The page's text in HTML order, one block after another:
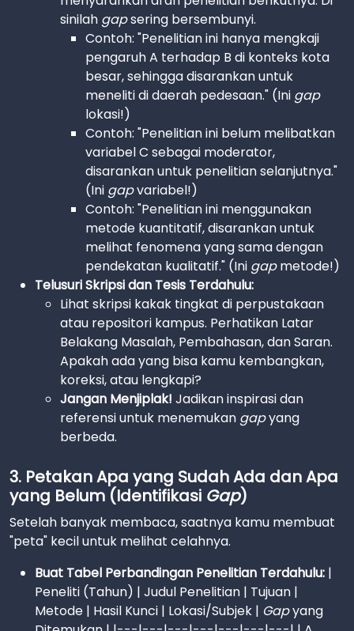
sinilah gapsering bersembunyi.
Contoh: "Penelitian ini hanya mengkaji
pengaruh A terhadap B di konteks kota
besar, sehingga disarankan untuk
meneliti di daerah pedesaan." (Ini gap
lokasi!)
Contoh: "Penelitian ini belum melibatkan
variabel C sebagai moderator,
disarankan untuk penelitian selanjutnya."
(Ini gapvariabel!)
Contoh: "Penelitian ini menggunakan
metode kuantitatif, disarankan untuk
melihat fenomena yang sama dengan
pendekatan kualitatif." (Ini gapmetode!)
Telusuri Skripsi dan Tesis Terdahulu:
Lihat skripsi kakak tingkat di perpustakaan
atau repositori kampus. Perhatikan Latar
Belakang Masalah, Pembahasan, dan Saran.
Apakah ada yang bisa kamu kembangkan,
koreksi, atau lengkapi?
Jangan Menjiplak! Jadikan inspirasi dan
referensi untuk menemukan gapyang
berbeda.
3. Petakan Apa yang Sudah Ada dan Apa
yang Belum (Identifikasi Gap)
Setelah banyak membaca, saatnya kamu membuat
"peta" kecil untuk melihat celahnya.
Buat Tabel Perbandingan Penelitian Terdahulu: |
Peneliti (Tahun) | Judul Penelitian | Tujuan |
Metode | Hasil Kunci | Lokasi/Subjek | Gapyang